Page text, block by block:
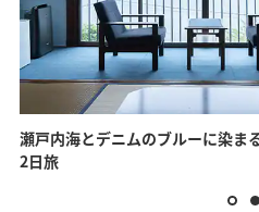
瀬戸内海とデニムのブルーに染ま
2日旅